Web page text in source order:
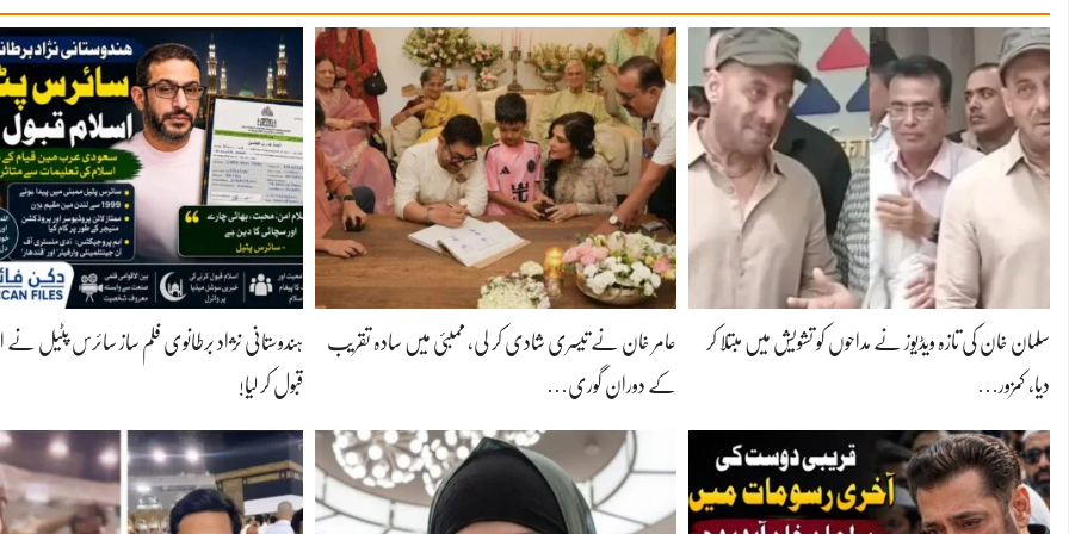
سلمان خان کی تازہ ویڈیوز نے مداحوں کو تشویش میں مبتلا کر
دیا، کمزور…
عامر خان نے تیسری شادی کر لی، ممبئی میں سادہ تقریب
کے دوران گوری…
ہندوستانی نژاد برطانوی فلم ساز سائرس پٹیل نے
قبول کر لیا!